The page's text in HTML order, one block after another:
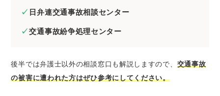
日弁連交通事故相談センター
交通事故紛争処理センター
後半では弁護士以外の相談窓口も解説しますので、 交通事故
の被害に遭われた方はぜひ参考にしてください。